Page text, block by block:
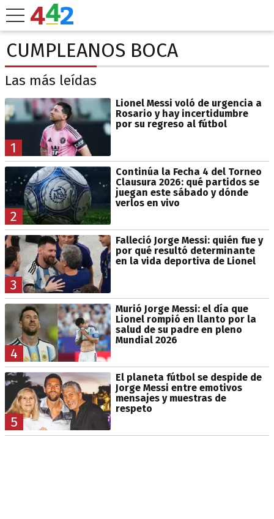
CUMPLEANOS BOCA
Las más leídas
1
Lionel Messi voló de urgencia a
Rosario y hay incertidumbre
por su regreso al fútbol
2
Continúa la Fecha 4 del Torneo
Clausura 2026: qué partidos se
juegan este sábado y dónde
verlos en vivo
3
Falleció Jorge Messi: quién fue y
por qué resultó determinante
en la vida deportiva de Lionel
4
Murió Jorge Messi: el día que
Lionel rompió en llanto por la
salud de su padre en pleno
Mundial 2026
5
El planeta fútbol se despide de
Jorge Messi entre emotivos
mensajes y muestras de
respeto